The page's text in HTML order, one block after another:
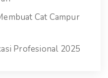
Cat Campur
Profesional 2025